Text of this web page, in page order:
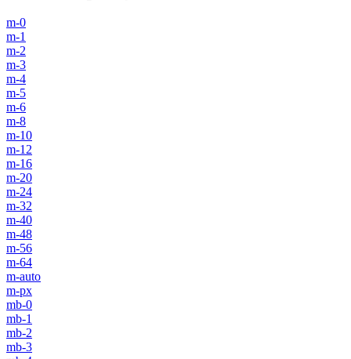
m-0
m-1
m-2
m-3
m-4
m-5
m-6
m-8
m-10
m-12
m-16
m-20
m-24
m-32
m-40
m-48
m-56
m-64
m-auto
m-px
mb-0
mb-1
mb-2
mb-3